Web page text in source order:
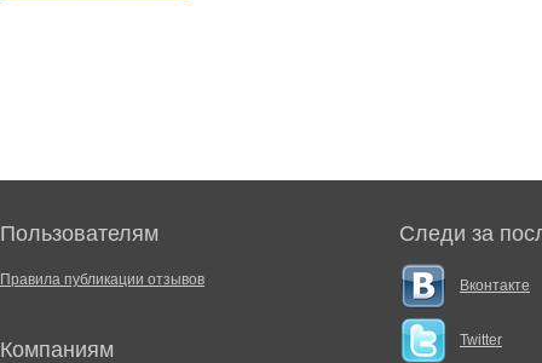
Пользователям
Правила публикации отзывов
Компаниям
Следи за
Вконтакте
Twitter